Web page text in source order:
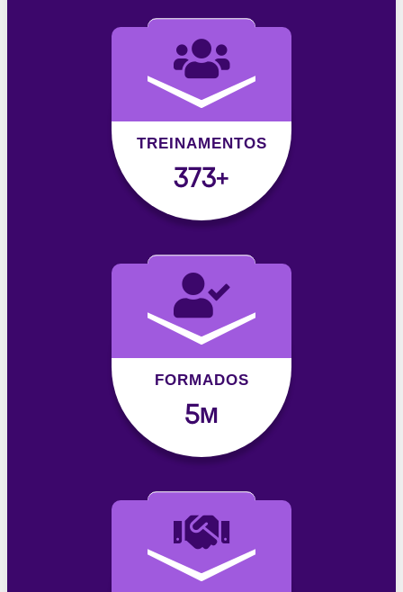
TREINAMENTOS
377+
FORMADOS
5M